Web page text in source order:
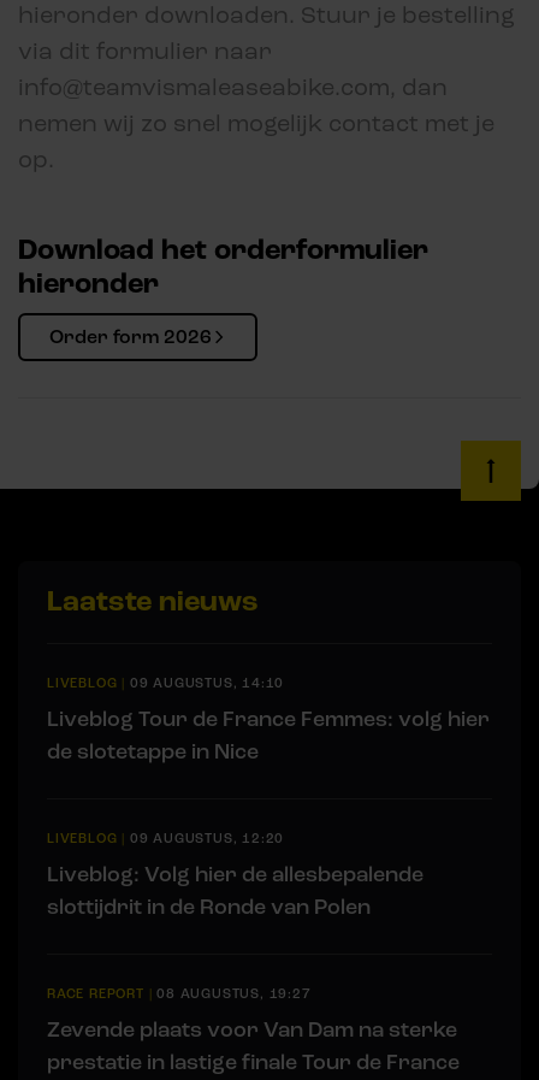
hieronder downloaden. Stuur je bestelling
via dit formulier naar
info@teamvismaleaseabike.com, dan
nemen wij zo snel mogelijk contact met je
op.
Download het orderformulier
hieronder
Order form 2026
Laatste nieuws
LIVEBLOG | 09 AUGUSTUS, 14:10
Liveblog Tour de France Femmes: volg hier
de slotetappe in Nice
LIVEBLOG | 09 AUGUSTUS, 12:20
Liveblog: Volg hier de allesbepalende
slottijdrit in de Ronde van Polen
RACE REPORT |08 AUGUSTUS, 19:27
Zevende plaats voor Van Dam na sterke
prestatie in lastige finale Tour de France